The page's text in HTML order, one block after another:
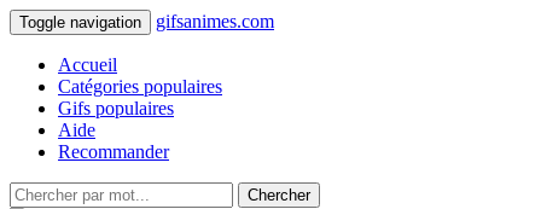
Toggle navigation gifsanimes.com
Accueil
Catégories populaires
Gifs populaires
Aide
Recommander
Chercher